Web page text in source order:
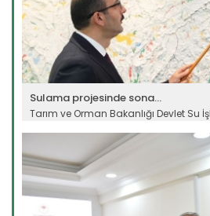
Sulama projesinde sona...
Tarım ve Orman Bakanlığı Devlet Su